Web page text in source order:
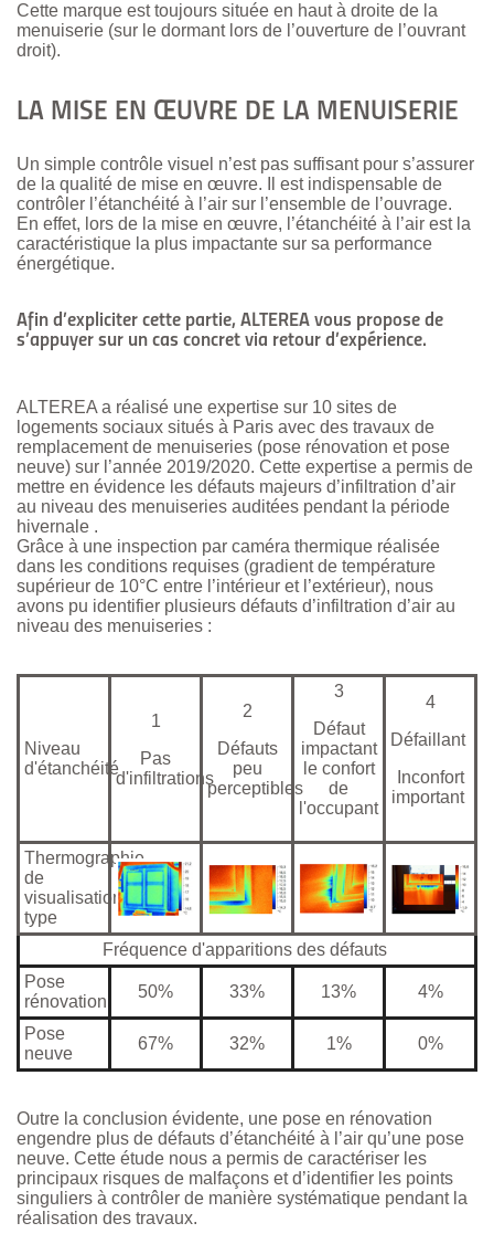
Cette marque est toujours située en haut à droite de la
menuiserie (sur le dormant lors de l’ouverture de l’ouvrant
droit).
LA MISE EN ŒUVRE DE LA MENUISERIE
Un simple contrôle visuel n’est pas suffisant pour s’assurer
de la qualité de mise en œuvre. Il est indispensable de
contrôler l’étanchéité à l’air sur l’ensemble de l’ouvrage.
En effet, lors de la mise en œuvre, l’étanchéité à l’air est la
caractéristique la plus impactante sur sa performance
énergétique.
Afin d’expliciter cette partie, ALTEREA vous propose de
s’appuyer sur un cas concret via retour d’expérience.
ALTEREA a réalisé une expertise sur 10 sites de
logements sociaux situés à Paris avec des travaux de
remplacement de menuiseries (pose rénovation et pose
neuve) sur l’année 2019/2020. Cette expertise a permis de
mettre en évidence les défauts majeurs d’infiltration d’air
au niveau des menuiseries auditées pendant la période
hivernale .
Grâce à une inspection par caméra thermique réalisée
dans les conditions requises (gradient de température
supérieur de 10°C entre l’intérieur et l’extérieur), nous
avons pu identifier plusieurs défauts d’infiltration d’air au
niveau des menuiseries :
Niveau
d'étanchéité
1
Pas
d'infiltrations
2
Défauts
peu
perceptibles
3
Défaut
impactant
le confort
de
l'occupant
4
Défaillant
Inconfort
important
Thermographie
de
visualisation
type
Fréquence d'apparitions des défauts
Pose
rénovation
50% 33% 13% 4%
Pose
neuve
67% 32% 1% 0%
Outre la conclusion évidente, une pose en rénovation
engendre plus de défauts d’étanchéité à l’air qu’une pose
neuve. Cette étude nous a permis de caractériser les
principaux risques de malfaçons et d’identifier les points
singuliers à contrôler de manière systématique pendant la
réalisation des travaux.